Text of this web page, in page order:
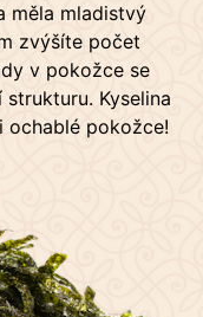
měla mladistvý
zvýšíte počet
v pokožce se
Kyselina
ochablé pokožce!